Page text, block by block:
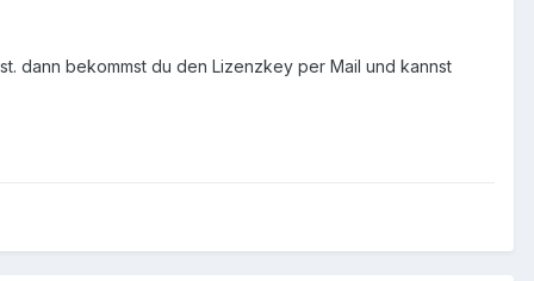
dann bekommst du den Lizenzkey per Mail und kannst